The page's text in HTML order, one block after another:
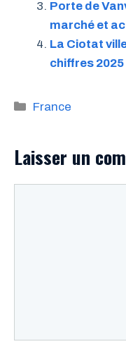
Porte de
marché et
La Ciotat
chiffres 2025
Catégories
France
Laisser un